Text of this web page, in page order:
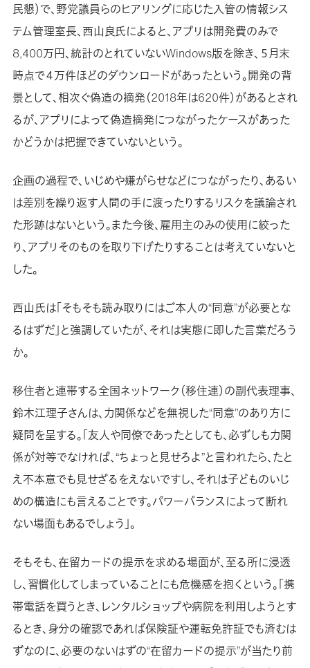
民懇）で、野党議員らのヒアリングに応じた入管の情報シス
テム管理室長、西山良氏によると、アプリは開発費のみで
8,400万円、統計のとれていないWindows版を除き、５月末
時点で４万件ほどのダウンロードがあったという。開発の背
景として、相次ぐ偽造の摘発（2018年は620件）があるとされ
るが、アプリによって偽造摘発につながったケースがあった
かどうかは把握できていないという。
企画の過程で、いじめや嫌がらせなどにつながったり、あるい
は差別を繰り返す人間の手に渡ったりするリスクを議論され
た形跡はないという。また今後、雇用主のみの使用に絞った
り、アプリそのものを取り下げたりすることは考えていないと
した。
西山氏は「そもそも読み取りにはご本人の“同意”が必要とな
るはずだ」と強調していたが、それは実態に即した言葉だろう
か。
移住者と連帯する全国ネットワーク（移住連）の副代表理事、
鈴木江理子さんは、力関係などを無視した“同意”のあり方に
疑問を呈する。「友人や同僚であったとしても、必ずしも力関
係が対等でなければ、“ちょっと見せろよ”と言われたら、たと
え不本意でも見せざるをえないですし、それは子どものいじ
めの構造にも言えることです。パワーバランスによって断れ
ない場面もあるでしょう」。
そもそも、在留カードの提示を求める場面が、至る所に浸透
し、習慣化してしまっていることにも危機感を抱くという。「携
帯電話を買うとき、レンタルショップや病院を利用しようとす
るとき、身分の確認であれば保険証や運転免許証でも済むは
ずなのに、必要のないはずの“在留カードの提示”が当たり前